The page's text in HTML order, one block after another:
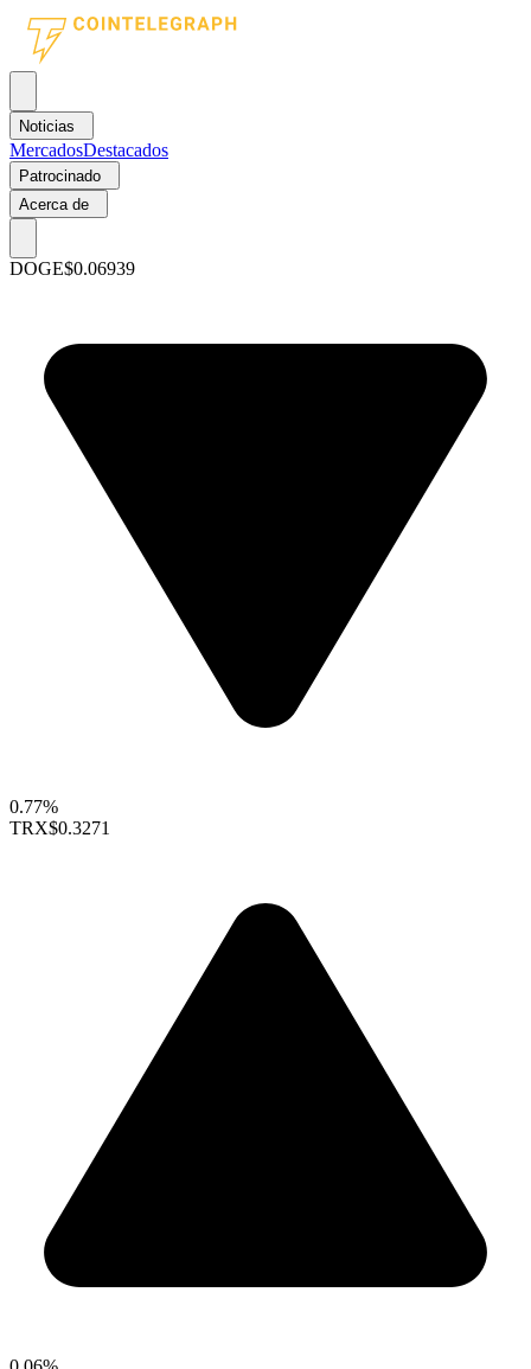
Noticias
MercadosDestacados
Patrocinado
Acerca de
DOGE$0.06939
0.77%
TRX$0.3271